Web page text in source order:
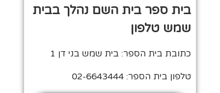
בית ספר בית השם נהלך בבית
שמש טלפון
כתובת בית הספר: בית שמש בני דן 1
טלפון בית הספר: 02-6643444